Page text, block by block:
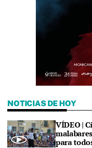
NOTICIAS DE HOY
VÍDEO |
para